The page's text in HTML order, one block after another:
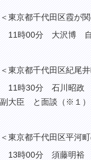
＜東京都千代田区霞が
11時00分 大沢博
＜東京都千代田区紀尾
11時30分 石川昭政
副大臣 と面談（※１）
＜東京都千代田区平河
13時00分 須藤明裕